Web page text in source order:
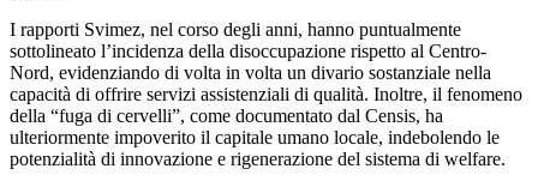
I rapporti Svimez, nel corso degli anni, hanno puntualmente
sottolineato l’incidenza della disoccupazione rispetto al Centro-
Nord, evidenziando di volta in volta un divario sostanziale nella
capacità di offrire servizi assistenziali di qualità. Inoltre, il fenomeno
della “fuga di cervelli”, come documentato dal Censis, ha
ulteriormente impoverito il capitale umano locale, indebolendo le
potenzialità di innovazione e rigenerazione del sistema di welfare.